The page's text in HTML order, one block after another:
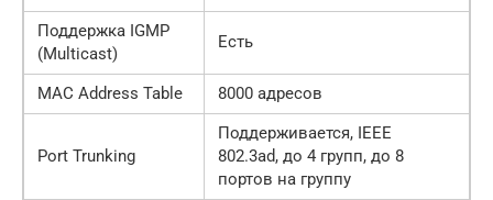
Поддержка IGMP
(Multicast)
Есть
MAC Address Table 8000 адресов
Port Trunking
Поддерживается, IEEE
802.3ad, до 4 групп, до 8
портов на группу